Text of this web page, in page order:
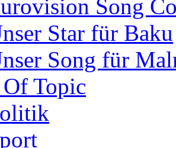
Song
Star für Baku
Song für
Topic